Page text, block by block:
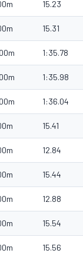
15.23
15.31
1:35.78
1:35.98
1:36.04
15.41
12.84
15.44
12.88
15.54
15.56